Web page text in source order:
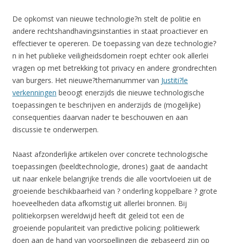
De opkomst van nieuwe technologie?n stelt de politie en
andere rechtshandhavingsinstanties in staat proactiever en
effectiever te opereren. De toepassing van deze technologie?
n in het publieke veiligheidsdomein roept echter ook allerlei
vragen op met betrekking tot privacy en andere grondrechten
van burgers. Het nieuwe?themanummer van Justiti?le
verkenningen beoogt enerzijds die nieuwe technologische
toepassingen te beschrijven en anderzijds de (mogelijke)
consequenties daarvan nader te beschouwen en aan
discussie te onderwerpen.
Naast afzonderlijke artikelen over concrete technologische
toepassingen (beeldtechnologie, drones) gaat de aandacht
uit naar enkele belangrijke trends die alle voortvloeien uit de
groeiende beschikbaarheid van ? onderling koppelbare ? grote
hoeveelheden data afkomstig uit allerlei bronnen. Bij
politiekorpsen wereldwijd heeft dit geleid tot een de
groeiende populariteit van predictive policing: politiewerk
doen aan de hand van voorspellingen die gebaseerd zijn op